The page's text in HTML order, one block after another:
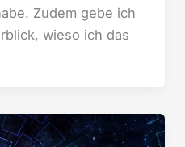
Zudem gebe ich
wieso ich das